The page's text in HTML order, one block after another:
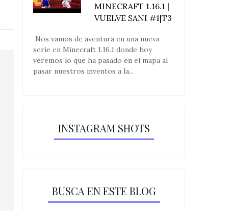
MINECRAFT 1.16.1 |
VUELVE SANI #1|T3
Nos vamos de aventura en una nueva
serie en Minecraft 1.16.1 donde hoy
veremos lo que ha pasado en el mapa al
pasar nuestros inventos a la...
INSTAGRAM SHOTS
BUSCA EN ESTE BLOG